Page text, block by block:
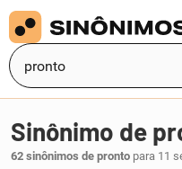
Sinônimo de
62 sinônimos de pronto para 11